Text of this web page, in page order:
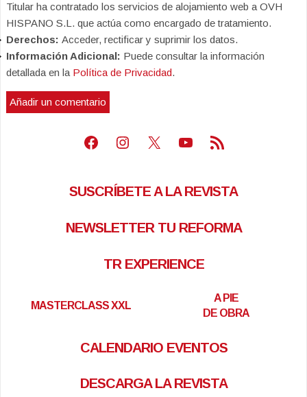
Titular ha contratado los servicios de alojamiento web a OVH
HISPANO S.L. que actúa como encargado de tratamiento.
Derechos: Acceder, rectificar y suprimir los datos.
Información Adicional: Puede consultar la información
detallada en la Política de Privacidad.
Facebook
Instagram
X Youtube
Feed RSS
SUSCRÍBETE A LA REVISTA
NEWSLETTER TU REFORMA
TR EXPERIENCE
MASTERCLASS XXL
A PIE
DE OBRA
CALENDARIO EVENTOS
DESCARGA LA REVISTA